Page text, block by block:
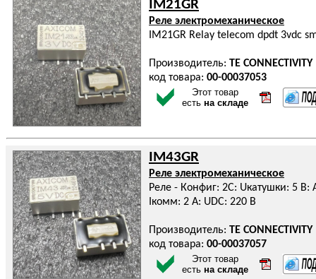
IM21GR
Реле электромеханическое
IM21GR Relay telecom dpdt 3vdc
Производитель: TE CONNECTIVITY
код товара: 00-00037053
Этот товар
есть на складе
IM43GR
Реле электромеханическое
Реле - Конфиг: 2C: Uкатушки: 5 В:
Iкомм: 2 А: UDC: 220 В
Производитель: TE CONNECTIVITY
код товара: 00-00037057
Этот товар
есть на складе